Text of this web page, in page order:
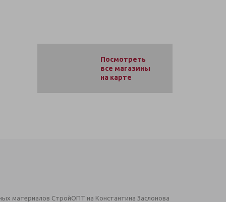
Посмотреть
все магазины
на карте
материалов СтройОПТ на Константина Заслонова